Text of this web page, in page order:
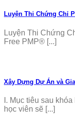
Luyện Thi Chứng Chỉ
Luyện Thi Chứng
Free PMP® [...]
Xây Dựng Dự Án và
I. Mục tiêu sau
học viên sẽ [...]